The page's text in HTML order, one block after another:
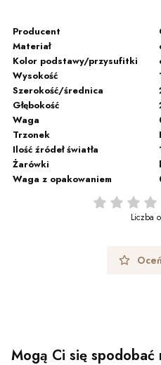
Producent
Materiał
Kolor podstawy/przysufitki
Wysokość
Szerokość/średnica
Głębokość
Waga
Trzonek
Ilość źródeł światła
Żarówki
Waga z opakowaniem
Liczba
Mogą Ci się spodobać